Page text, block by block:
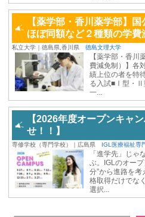
【薬学部・香川薬学部】
ほぼ同額など２種類の学費
私立大学｜徳島県,香川県 徳島文理大学
【薬学部・香
費減免制）】各
績上位の者を特
る入試■Ⅰ型・Ⅱ
一...
【2026年度オープンキャ
せ！！】
専修学校（専門学校）｜広島県 IGL医療福祉専
「進学先」じゃ
ぶ。IGLのオー
分”から進路を
格取得だけでな
選択...